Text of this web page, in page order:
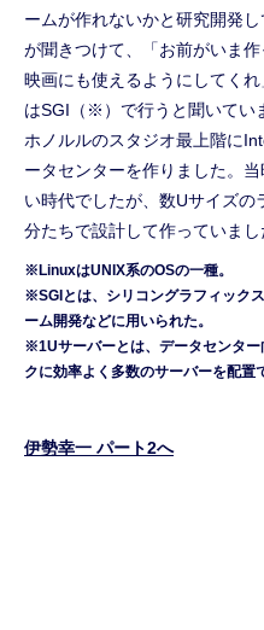
ームが作れないかと研究開発
が聞きつけて、「お前がいま
映画にも使えるようにしてく
はSGI（※）で行うと聞いてい
ホノルルのスタジオ最上階に
ータセンターを作りました。
い時代でしたが、数Uサイズの
分たちで設計して作っていまし
※LinuxはUNIX系のOSの一種。
※SGIとは、シリコングラフィック
ーム開発などに用いられた。
※1Uサーバーとは、データセンタ
クに効率よく多数のサーバーを配置
伊勢幸一 パート2へ